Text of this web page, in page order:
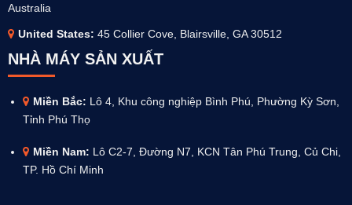
Australia
United States: 45 Collier Cove, Blairsville, GA 30512
NHÀ MÁY SẢN XUẤT
Miền Bắc: Lô 4, Khu công nghiệp Bình Phú, Phường Kỳ Sơn,
Tỉnh Phú Thọ
Miền Nam: Lô C2-7, Đường N7, KCN Tân Phú Trung, Củ Chi,
TP. Hồ Chí Minh